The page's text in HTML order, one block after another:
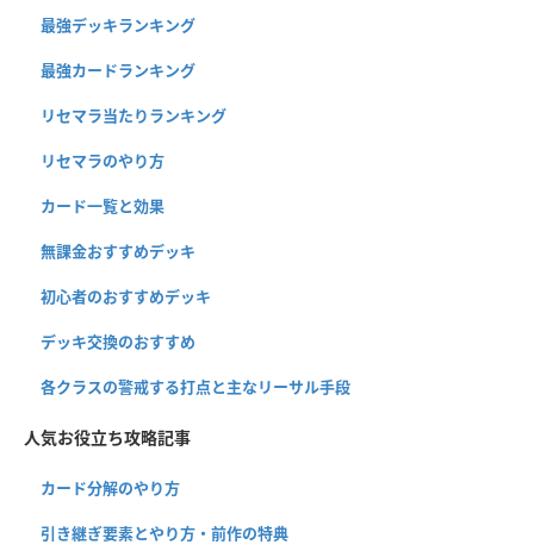
最強デッキランキング
最強カードランキング
リセマラ当たりランキング
リセマラのやり方
カード一覧と効果
無課金おすすめデッキ
初心者のおすすめデッキ
デッキ交換のおすすめ
各クラスの警戒する打点と主なリーサル手段
人気お役立ち攻略記事
カード分解のやり方
引き継ぎ要素とやり方・前作の特典